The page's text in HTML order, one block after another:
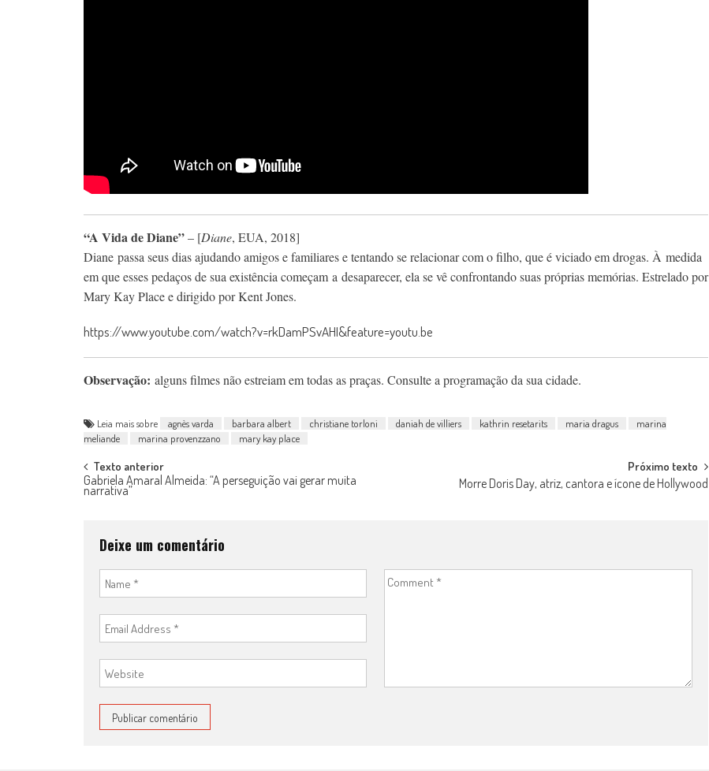
“A Vida de Diane”– [Diane, EUA, 2018]
Diane passa seus dias ajudando amigos e familiares e tentando se relacionar com o filho, que é viciado em drogas. À medida
em que esses pedaços de sua existência começam a desaparecer, ela se vê confrontando suas próprias memórias. Estrelado por
Mary Kay Place e dirigido por Kent Jones.
https://www.youtube.com/watch?v=rkDamPSvAHI&feature=youtu.be
Observação: alguns filmes não estreiam em todas as praças. Consulte a programação da sua cidade.
Leia mais sobre agnès varda barbara albert christiane torloni daniah de villiers kathrin resetarits maria dragus
marina
meliande
marina provenzzano mary kay place
Post
navigation
Texto anterior
Gabriela Amaral Almeida: “A perseguição vai gerar muita
narrativa”
Próximo texto
Morre Doris Day, atriz, cantora e ícone de Hollywood
Deixe um comentário